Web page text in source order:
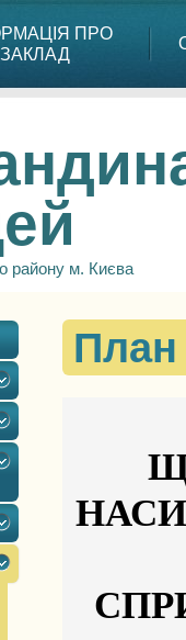
ПРО
ЗАКЛАД
району м. Києва
План